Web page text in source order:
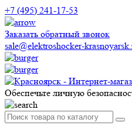
+7 (495) 241-17-53
Заказать обратный звонок
sale@elektroshocker-
Обеспечьте личную